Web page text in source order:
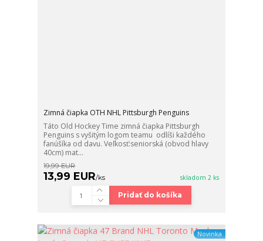
Zimná čiapka OTH NHL Pittsburgh Penguins
Táto Old Hockey Time zimná čiapka Pittsburgh
Penguins s vyšitým logom teamu odlíši každého
fanúšíka od davu. Veľkosť:seniorská (obvod hlavy
40cm) mat...
19,99 EUR
13,99 EUR/ks skladom 2 ks
Pridať do košíka
Novinka